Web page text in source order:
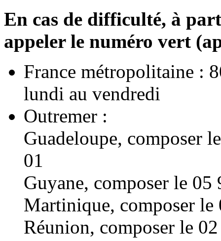
En cas de difficulté, à
appeler le numéro vert
France métropolitaine :
lundi au vendredi
Outremer :
Guadeloupe, composer
01
Guyane, composer le 05
Martinique, composer le
Réunion, composer le